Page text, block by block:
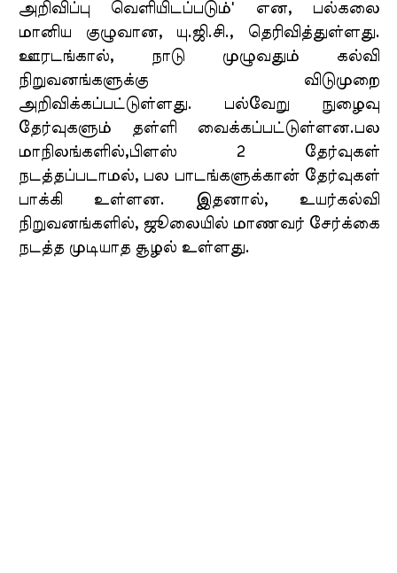
அறிவிப்பு வெளியிடப்படும்' என, பல்கலை
மானிய குழுவான, யு.ஜி.சி., தெரிவித்துள்ளது.
ஊரடங்கால், நாடு முழுவதும் கல்வி
நிறுவனங்களுக்கு விடுமுறை
அறிவிக்கப்பட்டுள்ளது. பல்வேறு நுழைவு
தேர்வுகளும் தள்ளி வைக்கப்பட்டுள்ளன.பல
மாநிலங்களில்,பிளஸ் 2 தேர்வுகள்
நடத்தப்படாமல், பல பாடங்களுக்கான் தேர்வுகள்
பாக்கி உள்ளன. இதனால், உயர்கல்வி
நிறுவனங்களில், ஜூலையில் மாணவர் சேர்க்கை
நடத்த முடியாத சூழல் உள்ளது.